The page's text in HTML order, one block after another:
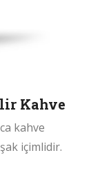
Kahve
kahve
içimlidir.